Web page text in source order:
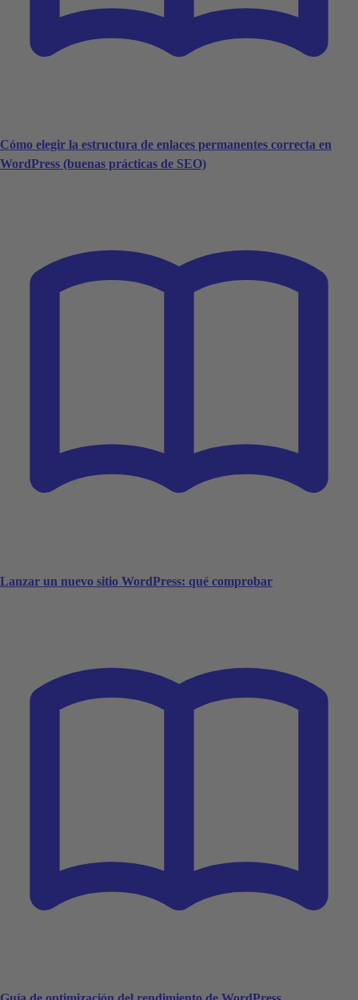
Cómo elegir la estructura de enlaces permanentes correcta en
WordPress (buenas prácticas de SEO)
Lanzar un nuevo sitio WordPress: qué comprobar